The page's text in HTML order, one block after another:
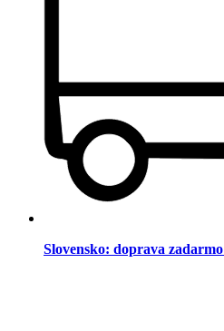
Slovensko: doprava zadarmo